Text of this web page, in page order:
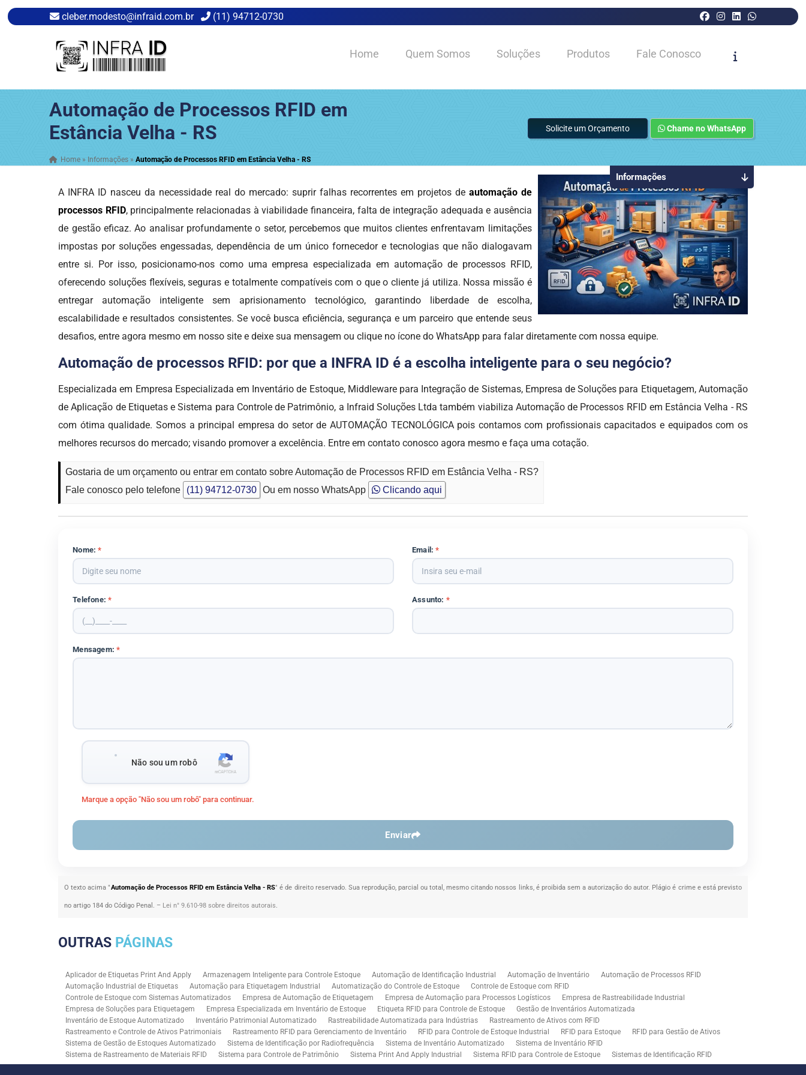
cleber.modesto@infraid.com.br (11) 94712-0730
Home Quem Somos Soluções Produtos Fale Conosco
Automação de Processos RFID em
Estância Velha - RS
Home » Informações »Automação de Processos RFID em Estância Velha - RS
Solicite um Orçamento Chame no WhatsApp
A INFRA ID nasceu da necessidade real do mercado: suprir falhas recorrentes em projetos de automação de
processos RFID, principalmente relacionadas à viabilidade financeira, falta de integração adequada e ausência
de gestão eficaz. Ao analisar profundamente o setor, percebemos que muitos clientes enfrentavam limitações
impostas por soluções engessadas, dependência de um único fornecedor e tecnologias que não dialogavam
entre si. Por isso, posicionamo-nos como uma empresa especializada em automação de processos RFID,
oferecendo soluções flexíveis, seguras e totalmente compatíveis com o que o cliente já utiliza. Nossa missão é
entregar automação inteligente sem aprisionamento tecnológico, garantindo liberdade de escolha,
escalabilidade e resultados consistentes. Se você busca eficiência, segurança e um parceiro que entende seus
desafios, entre agora mesmo em nosso site e deixe sua mensagem ou clique no ícone do WhatsApp para falar diretamente com nossa equipe.
Automação de processos RFID: por que a INFRA ID é a escolha inteligente para o seu negócio?
Especializada em Empresa Especializada em Inventário de Estoque, Middleware para Integração de Sistemas, Empresa de Soluções para Etiquetagem, Automação
de Aplicação de Etiquetas e Sistema para Controle de Patrimônio, a Infraid Soluções Ltda também viabiliza Automação de Processos RFID em Estância Velha - RS
com ótima qualidade. Somos a principal empresa do setor de AUTOMAÇÃO TECNOLÓGICA pois contamos com profissionais capacitados e equipados com os
melhores recursos do mercado; visando promover a excelência. Entre em contato conosco agora mesmo e faça uma cotação.
Gostaria de um orçamento ou entrar em contato sobre Automação de Processos RFID em Estância Velha - RS?
Fale conosco pelo telefone
(11) 94712-0730 Ou em nosso WhatsApp Clicando aqui
Nome:* Email:*
Telefone:* Assunto: *
Mensagem:*
Não sou um robô
Marque a opção "Não sou um robô" para continuar.
Enviar
O texto acima "Automação de Processos RFID em Estância Velha - RS" é de direito reservado. Sua reprodução, parcial ou total, mesmo citando nossos links, é proibida sem a autorização do autor. Plágio é crime e está previsto
no artigo 184 do Código Penal. – Lei n° 9.610-98 sobre direitos autorais.
Informações
OUTRAS PÁGINAS
Aplicador de Etiquetas Print And Apply Armazenagem Inteligente para Controle Estoque Automação de Identificação Industrial Automação de Inventário
Automação de Processos RFID
Automação Industrial de Etiquetas
Automação para Etiquetagem Industrial Automatização do Controle de Estoque
Controle de Estoque com RFID
Controle de Estoque com Sistemas Automatizados
Empresa de Automação de Etiquetagem Empresa de Automação para Processos Logísticos
Empresa de Rastreabilidade Industrial
Empresa de Soluções para Etiquetagem
Empresa Especializada em Inventário de Estoque Etiqueta RFID para Controle de Estoque
Gestão de Inventários Automatizada
Inventário de Estoque Automatizado
Inventário Patrimonial Automatizado Rastreabilidade Automatizada para Indústrias
Rastreamento de Ativos com RFID
Rastreamento e Controle de Ativos Patrimoniais
Rastreamento RFID para Gerenciamento de Inventário RFID para Controle de Estoque Industrial RFID para Estoque
RFID para Gestão de Ativos
Sistema de Gestão de Estoques Automatizado
Sistema de Identificação por Radiofrequência Sistema de Inventário Automatizado
Sistema de Inventário RFID
Sistema de Rastreamento de Materiais RFID
Sistema para Controle de Patrimônio Sistema Print And Apply Industrial Sistema RFID para Controle de Estoque
Sistemas de Identificação RFID
Solução RFID para Controle Patrimonial Industrial
Solução RFID para Indústria Soluções de Impressão e Aplicação de Etiquetas
Soluções em Rastreamento RFID